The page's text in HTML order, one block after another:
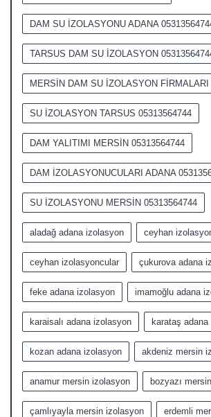
DAM SU İZOLASYONU ADANA
TARSUS DAM SU İZOLASYON
MERSİN DAM SU İZOLASYON FİRMALARI
SU İZOLASYON TARSUS 05313564744
DAM YALITIMI MERSİN 05313564744
DAM İZOLASYONUCULARI ADANA
SU İZOLASYONU MERSİN 05313564744
aladağ adana izolasyon ceyhan
ceyhan izolasyoncular çukurova adana
feke adana izolasyon imamoğlu adana
karaisalı adana izolasyon karataş
kozan adana izolasyon akdeniz mersin
anamur mersin izolasyon bozyazı
çamlıyayla mersin izolasyon erdemli